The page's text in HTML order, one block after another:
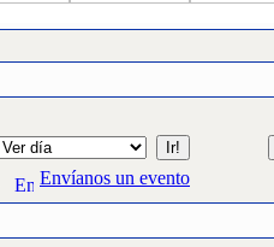
Envíanos un evento